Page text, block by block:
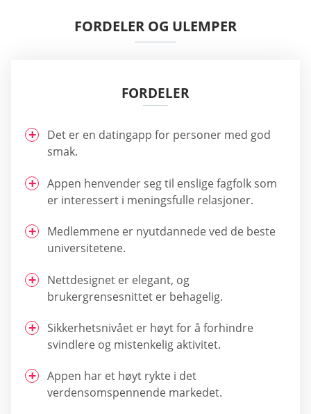
FORDELER OG ULEMPER
FORDELER
Det er en datingapp for personer med god
smak.
Appen henvender seg til enslige fagfolk som
er interessert i meningsfulle relasjoner.
Medlemmene er nyutdannede ved de beste
universitetene.
Nettdesignet er elegant, og
brukergrensesnittet er behagelig.
Sikkerhetsnivået er høyt for å forhindre
svindlere og mistenkelig aktivitet.
Appen har et høyt rykte i det
verdensomspennende markedet.